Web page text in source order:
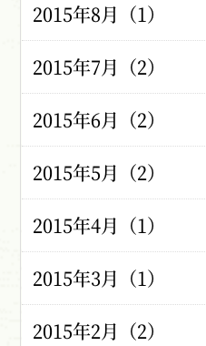
2015年8月（1）
2015年7月（2）
2015年6月（2）
2015年5月（2）
2015年4月（1）
2015年3月（1）
2015年2月（2）